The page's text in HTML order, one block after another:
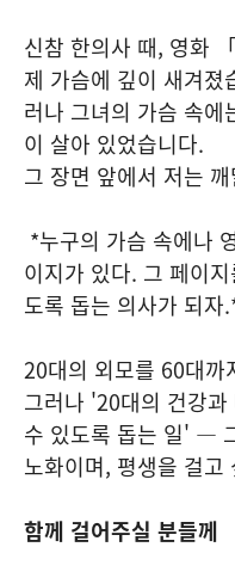
신참 한의사 때, 영화
제 가슴에 깊이 새겨졌
러나 그녀의 가슴 속에
이 살아 있었습니다.
그 장면 앞에서 저는
*누구의 가슴 속에나
이지가 있다. 그 페이
도록 돕는 의사가 되자
20대의 외모를 60대까
그러나 '20대의 건강
수 있도록 돕는 일' —
노화이며, 평생을 걸고
함께 걸어주실 분들께